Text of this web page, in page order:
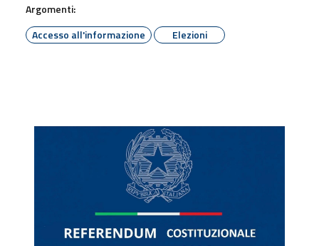
Argomenti:
Accesso all'informazione
Elezioni